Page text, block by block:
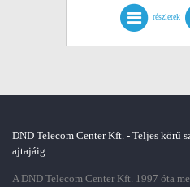
részletek
DND Telecom Center Kft. - Teljes körű
ajtajáig
A DND Telecom Center Kft. 1997 óta